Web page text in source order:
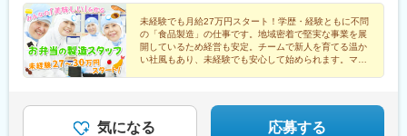
未経験でも月給27万円スタート！学歴・経験ともに不問
の「食品製造」の仕事です。地域密着で堅実な事業を展
開しているため経営も安定。チームで新人を育てる温か
い社風もあり、未経験でも安心して始められます。マイ
気になる 応募する